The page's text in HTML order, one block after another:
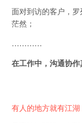
面对到访的客户，
茫然；
…………
在工作中，沟通协
有人的地方就有江湖